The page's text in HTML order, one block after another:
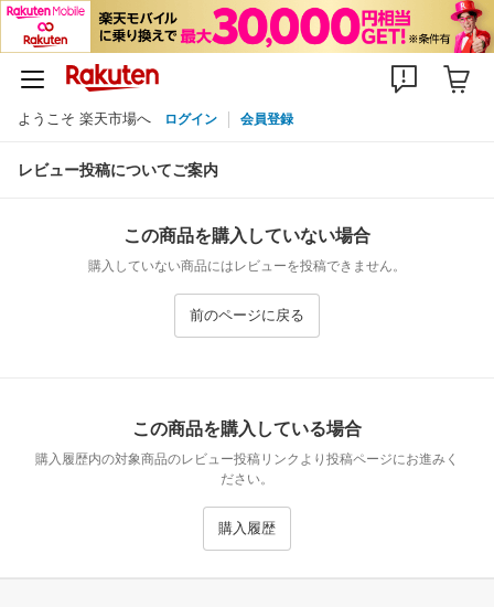
ようこそ 楽天市場へ ログイン 会員登録
レビュー投稿についてご案内
この商品を購入していない場合
購入していない商品にはレビューを投稿できません。
前のページに戻る
この商品を購入している場合
購入履歴内の対象商品のレビュー投稿リンクより投稿ページにお進みく
ださい。
購入履歴